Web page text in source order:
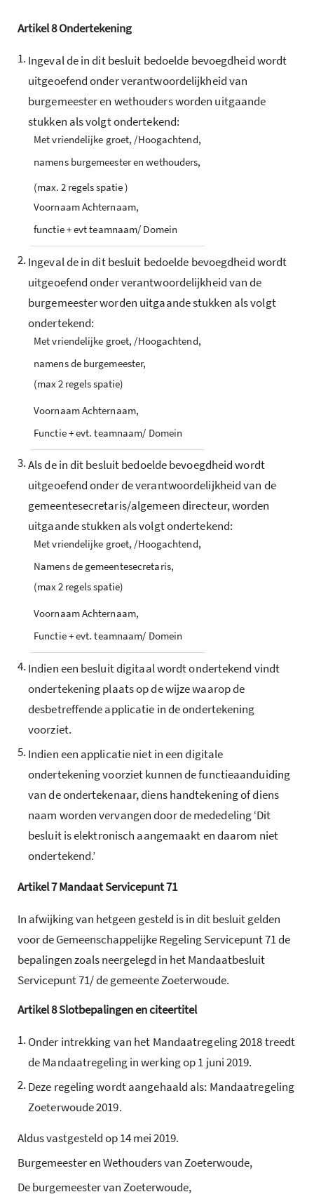
Artikel8Ondertekening
1. Ingeval de in dit besluit bedoelde bevoegdheid wordt
uitgeoefend onder verantwoordelijkheid van
burgemeester en wethouders worden uitgaande
stukken als volgt ondertekend:
Met vriendelijke groet, /Hoogachtend,
namens burgemeester en wethouders,
(max. 2 regels spatie )
Voornaam Achternaam,
functie + evt teamnaam/ Domein
2. Ingeval de in dit besluit bedoelde bevoegdheid wordt
uitgeoefend onder verantwoordelijkheid van de
burgemeester worden uitgaande stukken als volgt
ondertekend:
Met vriendelijke groet, /Hoogachtend,
namens de burgemeester,
(max 2 regels spatie)
Voornaam Achternaam,
Functie + evt. teamnaam/ Domein
3.Als de in dit besluit bedoelde bevoegdheid wordt
uitgeoefend onder de verantwoordelijkheid van de
gemeentesecretaris/algemeen directeur, worden
uitgaande stukken als volgt ondertekend:
Met vriendelijke groet, /Hoogachtend,
Namens de gemeentesecretaris,
(max 2 regels spatie)
Voornaam Achternaam,
Functie + evt. teamnaam/ Domein
4. Indien een besluit digitaal wordt ondertekend vindt
ondertekening plaats op de wijze waarop de
desbetreffende applicatie in de ondertekening
voorziet.
5. Indien een applicatie niet in een digitale
ondertekening voorziet kunnen de functieaanduiding
van de ondertekenaar, diens handtekening of diens
naam worden vervangen door de mededeling ‘Dit
besluit is elektronisch aangemaakt en daarom niet
ondertekend.’
Artikel7Mandaat Servicepunt 71
In afwijking van hetgeen gesteld is in dit besluit gelden
voor de Gemeenschappelijke Regeling Servicepunt 71 de
bepalingen zoals neergelegd in het Mandaatbesluit
Servicepunt 71/ de gemeente Zoeterwoude.
Artikel8Slotbepalingen en citeertitel
1. Onder intrekking van het Mandaatregeling 2018 treedt
de Mandaatregeling in werking op 1 juni 2019.
2. Deze regeling wordt aangehaald als: Mandaatregeling
Zoeterwoude 2019.
Aldus vastgesteld op 14 mei 2019.
Burgemeester en Wethouders van Zoeterwoude,
De burgemeester van Zoeterwoude,